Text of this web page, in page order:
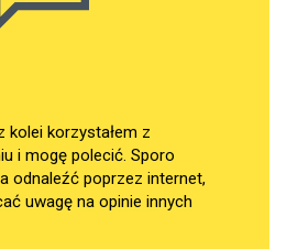
korzystałem z
i mogę polecić. Sporo
odnaleźć poprzez internet,
uwagę na opinie innych